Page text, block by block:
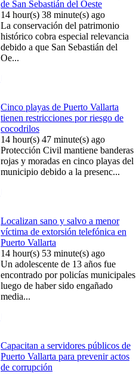
de San Sebastián del Oeste
14 hour(s) 38 minute(s) ago
La conservación del patrimonio
histórico cobra especial relevancia
debido a que San Sebastián del
Oe...
Cinco playas de Puerto Vallarta
tienen restricciones por riesgo de
cocodrilos
14 hour(s) 47 minute(s) ago
Protección Civil mantiene banderas
rojas y moradas en cinco playas del
municipio debido a la presenc...
Localizan sano y salvo a menor
víctima de extorsión telefónica en
Puerto Vallarta
14 hour(s) 53 minute(s) ago
Un adolescente de 13 años fue
encontrado por policías municipales
luego de haber sido engañado
media...
Capacitan a servidores públicos de
Puerto Vallarta para prevenir actos
de corrupción